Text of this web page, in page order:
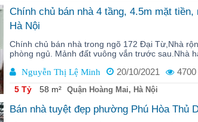
Chính chủ bán nhà 4 tầng, 4.5m mặt
Hà Nội
Chính chủ bán nhà trong ngõ 172 Đại Từ,Nhà
phòng ngủ. Mảnh đất vuông vắn trước sau.Nhà
Nguyễn Thị Lệ Minh 20/10/2021 4700
5 Tỷ 58 m² Quận Hoàng Mai, Hà Nội
Bán nhà tuyệt đẹp phường Phú Hòa Thủ